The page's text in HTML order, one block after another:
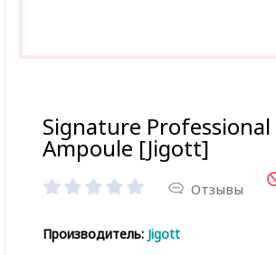
Signature
Ampoule [Jigott]
Отзывы
Производитель: Jigott